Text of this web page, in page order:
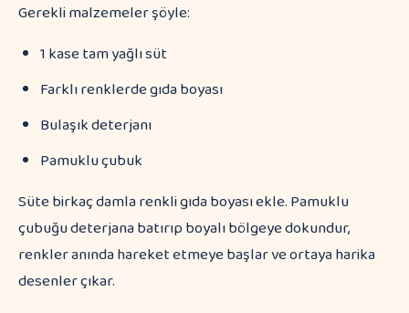
Gerekli malzemeler şöyle:
1 kase tam yağlı süt
Farklı renklerde gıda boyası
Bulaşık deterjanı
Pamuklu çubuk
Süte birkaç damla renkli gıda boyası ekle. Pamuklu
çubuğu deterjana batırıp boyalı bölgeye dokundur,
renkler anında hareket etmeye başlar ve ortaya harika
desenler çıkar.